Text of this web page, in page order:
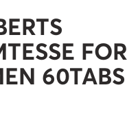
FOR
60TABS